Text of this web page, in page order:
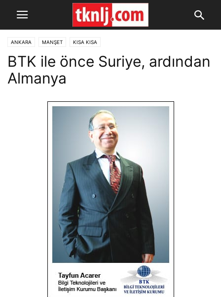
ANKARA MANŞET KISA KISA
BTK ile önce Suriye, ardından
Almanya